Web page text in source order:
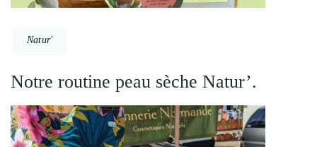
Natur'
Notre routine peau sèche Natur’.